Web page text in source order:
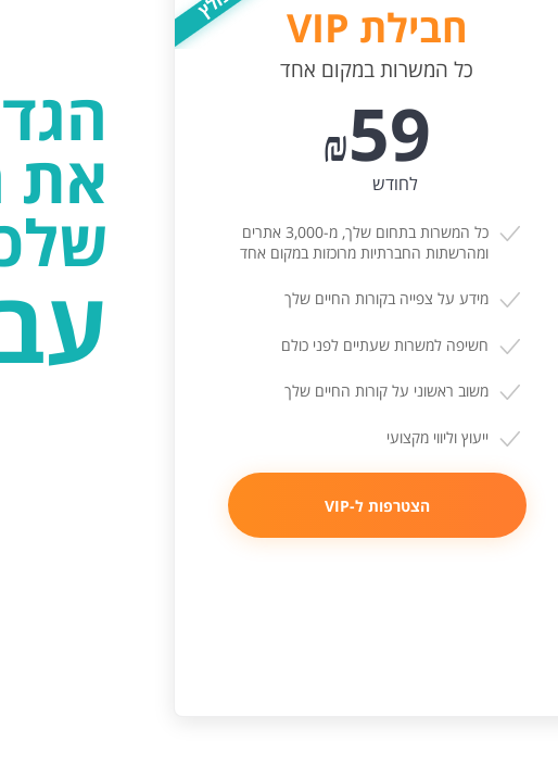
חבילת VIP
כל המשרות במקום אחד
₪59
לחודש
כל המשרות בתחום שלך, מ-3,000 אתרים
ומהרשתות החברתיות מרוכזות במקום אחד
מידע על צפייה בקורות החיים שלך
חשיפה למשרות שעתיים לפני כולם
משוב ראשוני על קורות החיים שלך
ייעוץ וליווי מקצועי
הצטרפות ל-VIP
את